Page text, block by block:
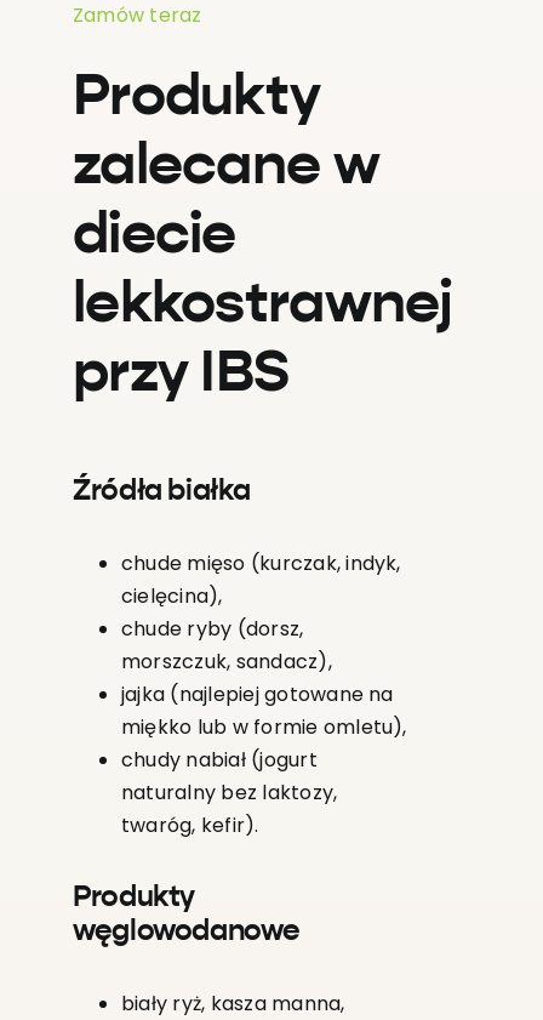
Zamów teraz
Produkty
zalecane w
diecie
lekkostrawnej
przy IBS
Źródła białka
chude mięso (kurczak, indyk,
cielęcina),
chude ryby (dorsz,
morszczuk, sandacz),
jajka (najlepiej gotowane na
miękko lub w formie omletu),
chudy nabiał (jogurt
naturalny bez laktozy,
twaróg, kefir).
Produkty
węglowodanowe
biały ryż, kasza manna,